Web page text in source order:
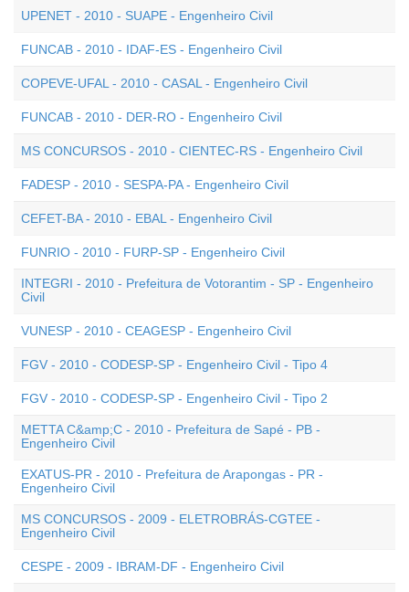
UPENET - 2010 - SUAPE - Engenheiro Civil
FUNCAB - 2010 - IDAF-ES - Engenheiro Civil
COPEVE-UFAL - 2010 - CASAL - Engenheiro Civil
FUNCAB - 2010 - DER-RO - Engenheiro Civil
MS CONCURSOS - 2010 - CIENTEC-RS - Engenheiro Civil
FADESP - 2010 - SESPA-PA - Engenheiro Civil
CEFET-BA - 2010 - EBAL - Engenheiro Civil
FUNRIO - 2010 - FURP-SP - Engenheiro Civil
INTEGRI - 2010 - Prefeitura de Votorantim - SP - Engenheiro
Civil
VUNESP - 2010 - CEAGESP - Engenheiro Civil
FGV - 2010 - CODESP-SP - Engenheiro Civil - Tipo 4
FGV - 2010 - CODESP-SP - Engenheiro Civil - Tipo 2
METTA C&amp;C - 2010 - Prefeitura de Sapé - PB -
Engenheiro Civil
EXATUS-PR - 2010 - Prefeitura de Arapongas - PR -
Engenheiro Civil
MS CONCURSOS - 2009 - ELETROBRÁS-CGTEE -
Engenheiro Civil
CESPE - 2009 - IBRAM-DF - Engenheiro Civil